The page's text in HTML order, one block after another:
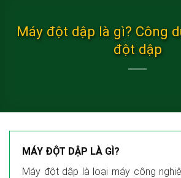
Máy đột dập là gì? Công
đột dập
MÁY ĐỘT DẬP LÀ GÌ?
Máy đột dập là loại máy công